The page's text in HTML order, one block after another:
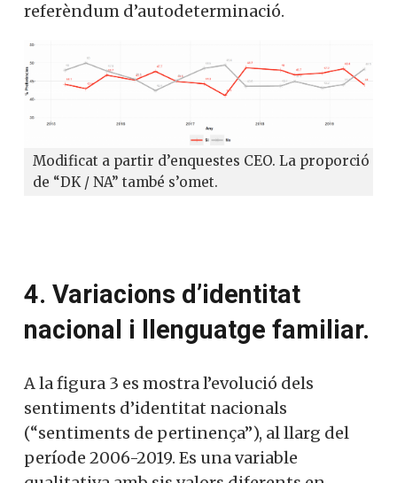
referèndum d’autodeterminació.
Modificat a partir d’enquestes CEO. La proporció
de “DK / NA” també s’omet.
4. Variacions d’identitat
nacional i llenguatge familiar.
A la figura 3 es mostra l’evolució dels
sentiments d’identitat nacionals
(“sentiments de pertinença”), al llarg del
període 2006-2019. Es una variable